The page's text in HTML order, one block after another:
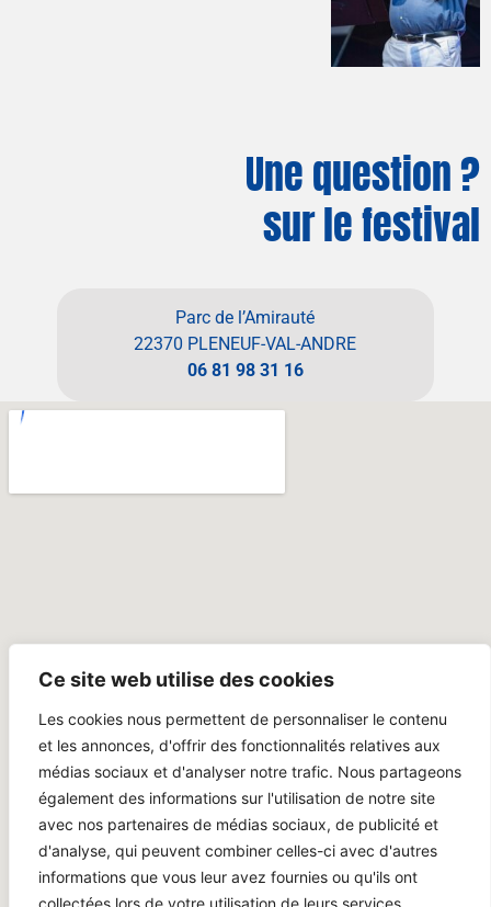
Ce site web utilise des cookies
Les cookies nous permettent de personnaliser le contenu
et les annonces, d'offrir des fonctionnalités relatives aux
médias sociaux et d'analyser notre trafic. Nous partageons
également des informations sur l'utilisation de notre site
avec nos partenaires de médias sociaux, de publicité et
d'analyse, qui peuvent combiner celles-ci avec d'autres
informations que vous leur avez fournies ou qu'ils ont
collectées lors de votre utilisation de leurs services.
Une question ?
sur le festival
Parc de l’Amirauté
22370 PLENEUF-VAL-ANDRE
06 81 98 31 16